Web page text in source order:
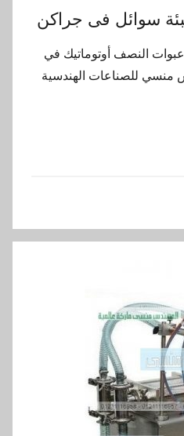
سوائل فى جراكن
النصف أوتوماتيك في
منسي للصناعات الهندسية